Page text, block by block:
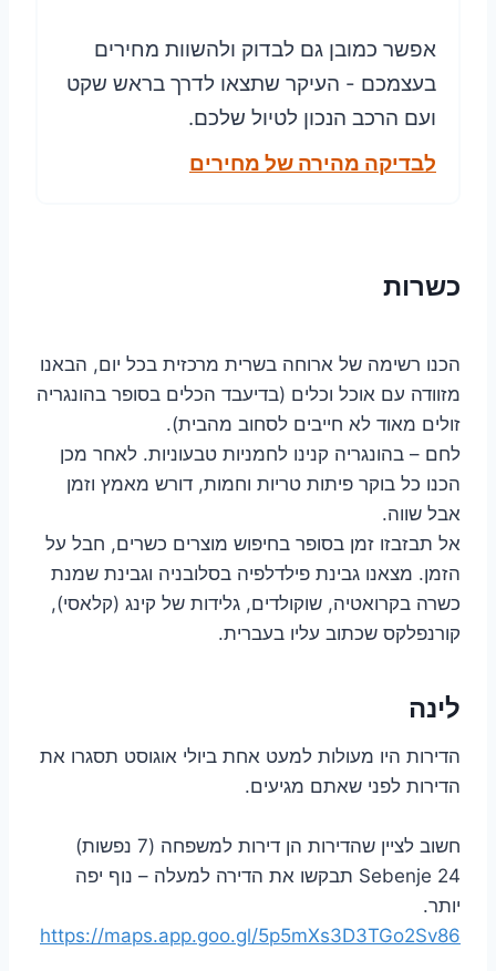
אפשר כמובן גם לבדוק ולהשוות מחירים
בעצמכם - העיקר שתצאו לדרך בראש שקט
ועם הרכב הנכון לטיול שלכם.
לבדיקה מהירה של מחירים
כשרות
הכנו רשימה של ארוחה בשרית מרכזית בכל יום, הבאנו
מזוודה עם אוכל וכלים (בדיעבד הכלים בסופר בהונגריה
זולים מאוד לא חייבים לסחוב מהבית).
לחם – בהונגריה קנינו לחמניות טבעוניות. לאחר מכן
הכנו כל בוקר פיתות טריות וחמות, דורש מאמץ וזמן
אבל שווה.
אל תבזבזו זמן בסופר בחיפוש מוצרים כשרים, חבל על
הזמן. מצאנו גבינת פילדלפיה בסלובניה וגבינת שמנת
כשרה בקרואטיה, שוקולדים, גלידות של קינג (קלאסי),
קורנפלקס שכתוב עליו בעברית.
לינה
הדירות היו מעולות למעט אחת ביולי אוגוסט תסגרו את
הדירות לפני שאתם מגיעים.
חשוב לציין שהדירות הן דירות למשפחה (7 נפשות)
Sebenje 24 תבקשו את הדירה למעלה – נוף יפה
יותר.
https://maps.app.goo.gl/5p5mXs3D3TGo2Sv86